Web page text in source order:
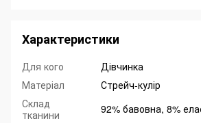
Характеристики
Для кого
Дівчинка
Матеріал
Стрейч-кулір
Склад
тканини
92% бавовна, 8%